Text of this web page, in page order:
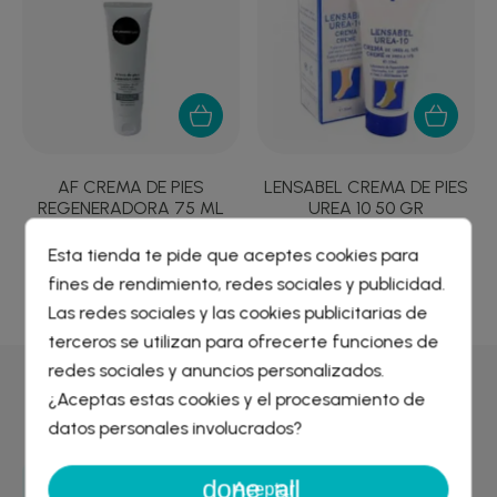
AF CREMA DE PIES
REGENERADORA 75 ML
7,75 €
LENSABEL CREMA DE PIES
UREA 10 50 GR
6,73 €
Por qué comprar enFarmacia Liceo
Crear lista de deseos
Nombre de la lista de deseos
Iniciar sesión
Debe iniciar sesión para guardar productos en su lista de
deseos.
Cancelar Iniciar sesión
Esta tienda te pide que aceptes cookies para
fines de rendimiento, redes sociales y publicidad.
Las redes sociales y las cookies publicitarias de
terceros se utilizan para ofrecerte funciones de
redes sociales y anuncios personalizados.
¿Aceptas estas cookies y el procesamiento de
datos personales involucrados?
done_all
Aceptar